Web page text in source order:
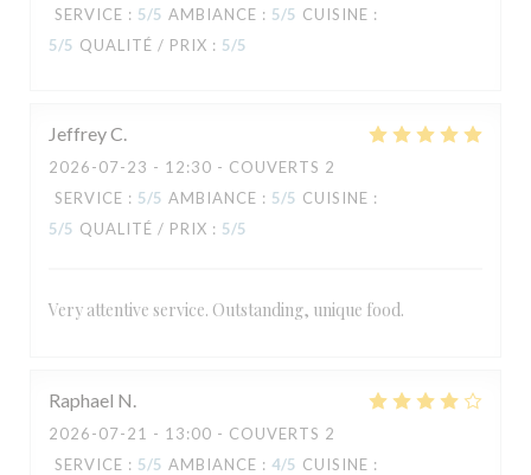
SERVICE : 5/5 AMBIANCE : 5/5 CUISINE :
5/5 QUALITÉ / PRIX : 5/5
JeffreyC
2026-07-23 - 12:30 - COUVERTS 2
SERVICE : 5/5 AMBIANCE : 5/5 CUISINE :
5/5 QUALITÉ / PRIX : 5/5
Very attentive service. Outstanding, unique food.
Raphael N
2026-07-21 - 13:00 - COUVERTS 2
SERVICE : 5/5 AMBIANCE : 4/5 CUISINE :